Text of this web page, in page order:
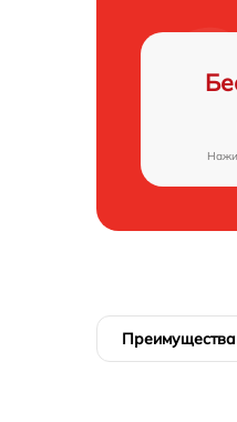
Преимущества